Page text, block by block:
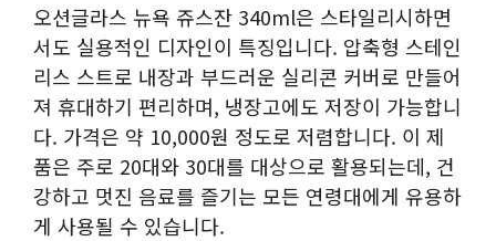
오션글라스 뉴욕 쥬스잔 340ml은 스타일리시하면
서도 실용적인 디자인이 특징입니다. 압축형 스테인
리스 스트로 내장과 부드러운 실리콘 커버로 만들어
져 휴대하기 편리하며, 냉장고에도 저장이 가능합니
다. 가격은 약 10,000원 정도로 저렴합니다. 이 제
품은 주로 20대와 30대를 대상으로 활용되는데, 건
강하고 멋진 음료를 즐기는 모든 연령대에게 유용하
게 사용될 수 있습니다.